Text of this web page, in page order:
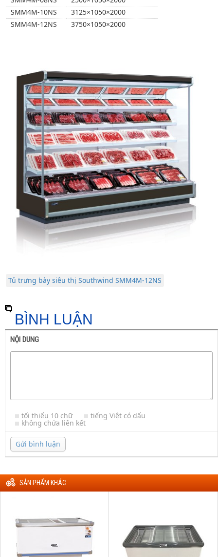
SMM4M-10NS
3125×1050×2000
SMM4M-12NS
3750×1050×2000
Tủ trưng bày siêu thị Southwind SMM4M-12NS
BÌNH LUẬN
NỘI DUNG
tối thiểu 10 chữ tiếng Việt có dấu
không chứa liên kết
Gửi bình luận
SẢN PHẨM KHÁC